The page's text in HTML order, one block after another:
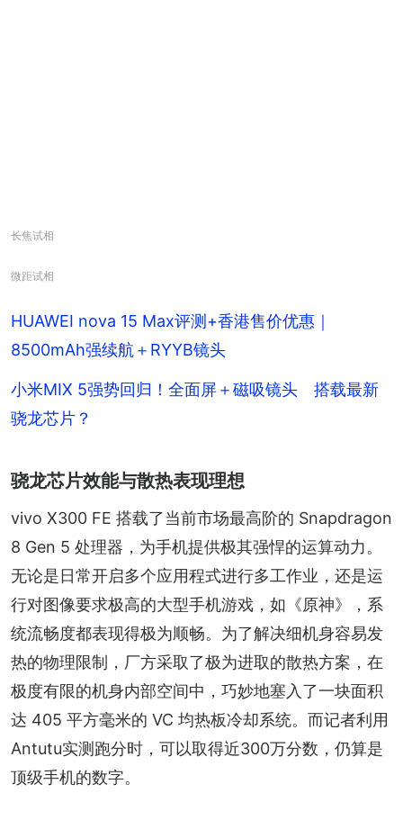
长焦试相
微距试相
HUAWEI nova 15 Max评测+香港售价优惠｜
8500mAh强续航＋RYYB镜头
小米MIX 5强势回归！全面屏＋磁吸镜头 搭载最新
骁龙芯片？
骁龙芯片效能与散热表现理想
vivo X300 FE 搭载了当前市场最高阶的 Snapdragon
8 Gen 5 处理器，为手机提供极其强悍的运算动力。
无论是日常开启多个应用程式进行多工作业，还是运
行对图像要求极高的大型手机游戏，如《原神》，系
统流畅度都表现得极为顺畅。为了解决细机身容易发
热的物理限制，厂方采取了极为进取的散热方案，在
极度有限的机身内部空间中，巧妙地塞入了一块面积
达 405 平方毫米的 VC 均热板冷却系统。而记者利用
Antutu实测跑分时，可以取得近300万分数，仍算是
顶级手机的数字。